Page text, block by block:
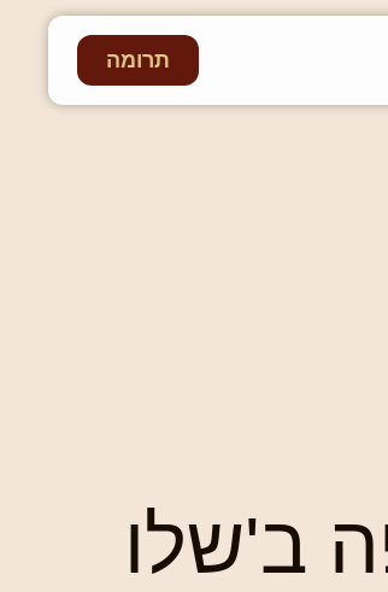
תרומה
ב'שלו